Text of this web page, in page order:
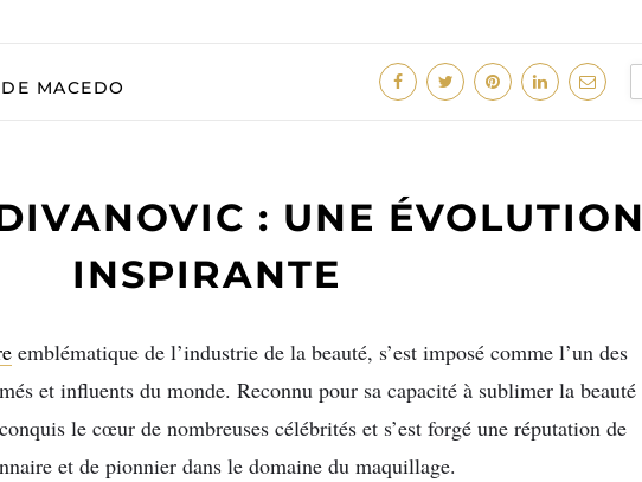
MACEDO
: UNE ÉVOLUTION
INSPIRANTE
emblématique de l’industrie de la beauté, s’est imposé comme l’un des
et influents du monde. Reconnu pour sa capacité à sublimer la beauté
le cœur de nombreuses célébrités et s’est forgé une réputation de
et de pionnier dans le domaine du maquillage.